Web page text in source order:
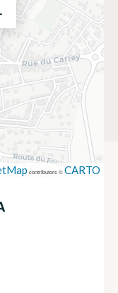
contributors ©CARTO